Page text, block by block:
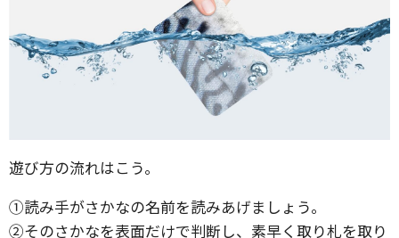
遊び方の流れはこう。
①読み手がさかなの名前を読みあげましょう。
②そのさかなを表面だけで判断し、素早く取り札を取り